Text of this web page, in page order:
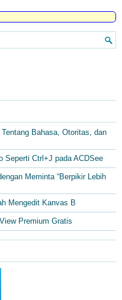
Bahasa, Otoritas, dan
Seperti Ctrl+J pada ACDSee
Meminta “Berpikir Lebih
Mengedit Kanvas B
Premium Gratis